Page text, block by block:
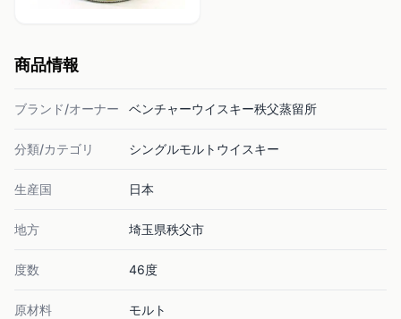
商品情報
ブランド/オーナー ベンチャーウイスキー秩父蒸留所
分類/カテゴリ シングルモルトウイスキー
生産国 日本
地方 埼玉県秩父市
度数 46度
原材料 モルト